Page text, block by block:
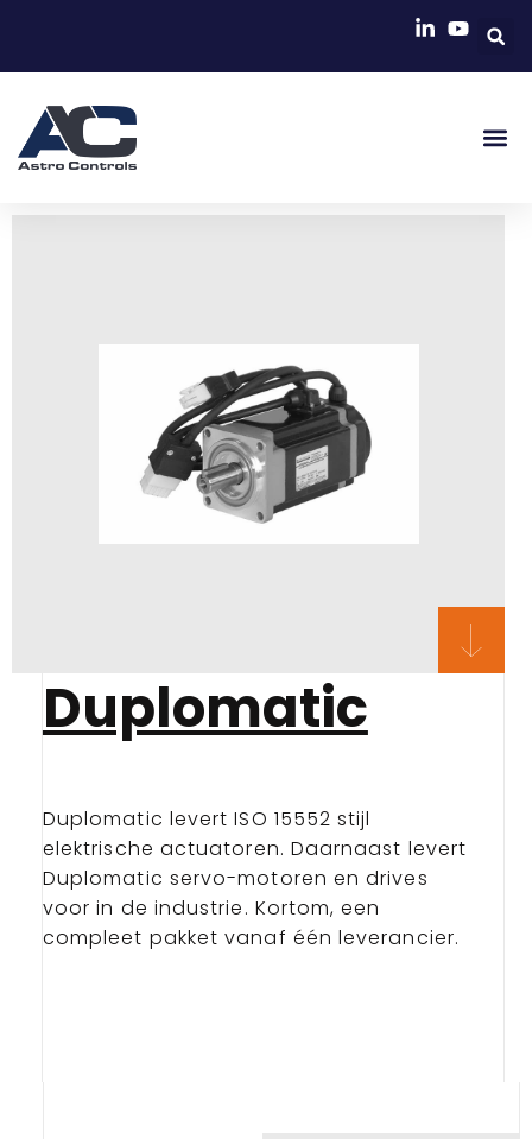
Duplomatic
Duplomatic levert ISO 15552 stijl
elektrische actuatoren. Daarnaast levert
Duplomatic servo-motoren en drives
voor in de industrie. Kortom, een
compleet pakket vanaf één leverancier.